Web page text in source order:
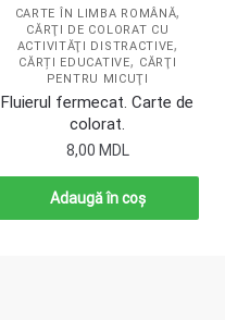
CARTE ÎN LIMBA ROMÂNĂ,
CĂRŢI DE COLORAT CU
ACTIVITĂŢI DISTRACTIVE,
CĂRȚI EDUCATIVE, CĂRŢI
PENTRU MICUŢI
Fluierul fermecat. Carte de
colorat.
8,00 MDL
Adaugă în coș